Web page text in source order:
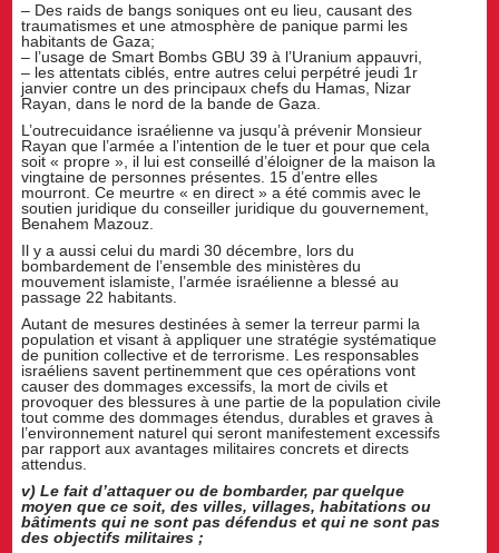
– Des raids de bangs soniques ont eu lieu, causant des
traumatismes et une atmosphère de panique parmi les
habitants de Gaza;
– l’usage de Smart Bombs GBU 39 à l’Uranium appauvri,
– les attentats ciblés, entre autres celui perpétré jeudi 1r
janvier contre un des principaux chefs du Hamas, Nizar
Rayan, dans le nord de la bande de Gaza.
L’outrecuidance israélienne va jusqu’à prévenir Monsieur
Rayan que l’armée a l’intention de le tuer et pour que cela
soit « propre », il lui est conseillé d’éloigner de la maison la
vingtaine de personnes présentes. 15 d’entre elles
mourront. Ce meurtre « en direct » a été commis avec le
soutien juridique du conseiller juridique du gouvernement,
Benahem Mazouz.
Il y a aussi celui du mardi 30 décembre, lors du
bombardement de l’ensemble des ministères du
mouvement islamiste, l’armée israélienne a blessé au
passage 22 habitants.
Autant de mesures destinées à semer la terreur parmi la
population et visant à appliquer une stratégie systématique
de punition collective et de terrorisme. Les responsables
israéliens savent pertinemment que ces opérations vont
causer des dommages excessifs, la mort de civils et
provoquer des blessures à une partie de la population civile
tout comme des dommages étendus, durables et graves à
l’environnement naturel qui seront manifestement excessifs
par rapport aux avantages militaires concrets et directs
attendus.
v) Le fait d’attaquer ou de bombarder, par quelque
moyen que ce soit, des villes, villages, habitations ou
bâtiments qui ne sont pas défendus et qui ne sont pas
des objectifs militaires ;